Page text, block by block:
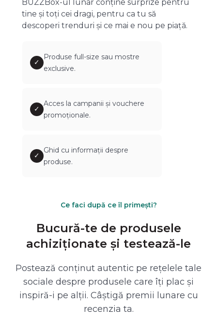
BUZZBox-ul lunar conține surprize pentru
tine și toți cei dragi, pentru ca tu să
descoperi trenduri și ce mai e nou pe piață.
✓
Produse full-size sau mostre
exclusive.
✓
Acces la campanii și vouchere
promoționale.
✓
Ghid cu informații despre
produse.
Ce faci după ce îl primești?
Bucură-te de produsele
achiziționate și testează-le
Postează conținut autentic pe rețelele tale
sociale despre produsele care îți plac și
inspiră-i pe alții. Câștigă premii lunare cu
recenzia ta.